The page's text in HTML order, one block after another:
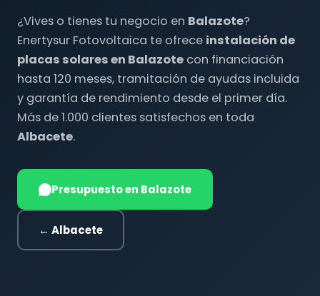
¿Vives o tienes tu negocio en Balazote?
Enertysur Fotovoltaica te ofrece instalación de
placas solares en Balazote con financiación
hasta 120 meses, tramitación de ayudas incluida
y garantía de rendimiento desde el primer día.
Más de 1.000 clientes satisfechos en toda
Albacete.
Presupuesto en Balazote
← Albacete